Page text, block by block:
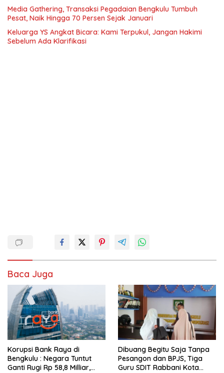
Media Gathering, Transaksi Pegadaian Bengkulu Tumbuh
Pesat, Naik Hingga 70 Persen Sejak Januari
Keluarga YS Angkat Bicara: Kami Terpukul, Jangan Hakimi
Sebelum Ada Klarifikasi
Baca Juga
Korupsi Bank Raya di
Bengkulu : Negara Tuntut
Ganti Rugi Rp 58,8 Milliar,
Dibuang Begitu Saja Tanpa
Pesangon dan BPJS, Tiga
Guru SDIT Rabbani Kota